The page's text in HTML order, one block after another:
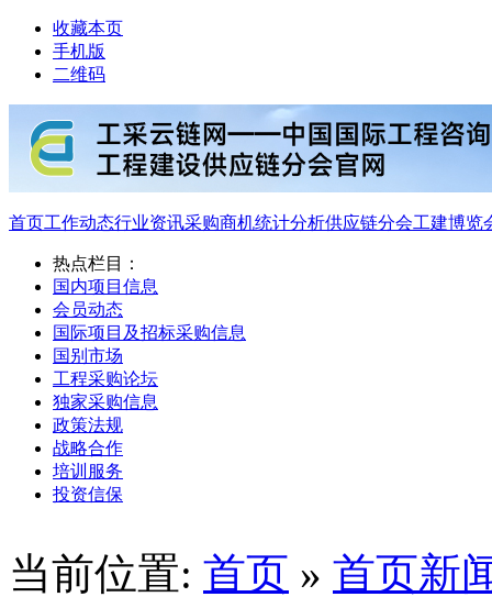
收藏本页
手机版
二维码
首页工作动态行业资讯采购商机统计分析供应链分会工建博览
热点栏目：
国内项目信息
会员动态
国际项目及招标采购信息
国别市场
工程采购论坛
独家采购信息
政策法规
战略合作
培训服务
投资信保
当前位置: 首页 » 首页新